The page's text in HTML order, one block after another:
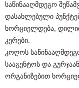
საწინააღმდეგო
დასახლებული
ხორციელდება,
კერები.
კოღოს
სააგენტოს და
ორგანიზებით